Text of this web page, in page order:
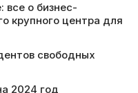
все о бизнес-
крупного центра для
свободных
2024 год